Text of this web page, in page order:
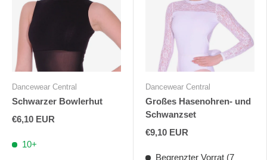
Dancewear Central
Schwarzer Bowlerhut
€6,10 EUR
10+
Dancewear Central
Großes Hasenohren- und
Schwanzset
€9,10 EUR
Begrenzter Vorrat (7